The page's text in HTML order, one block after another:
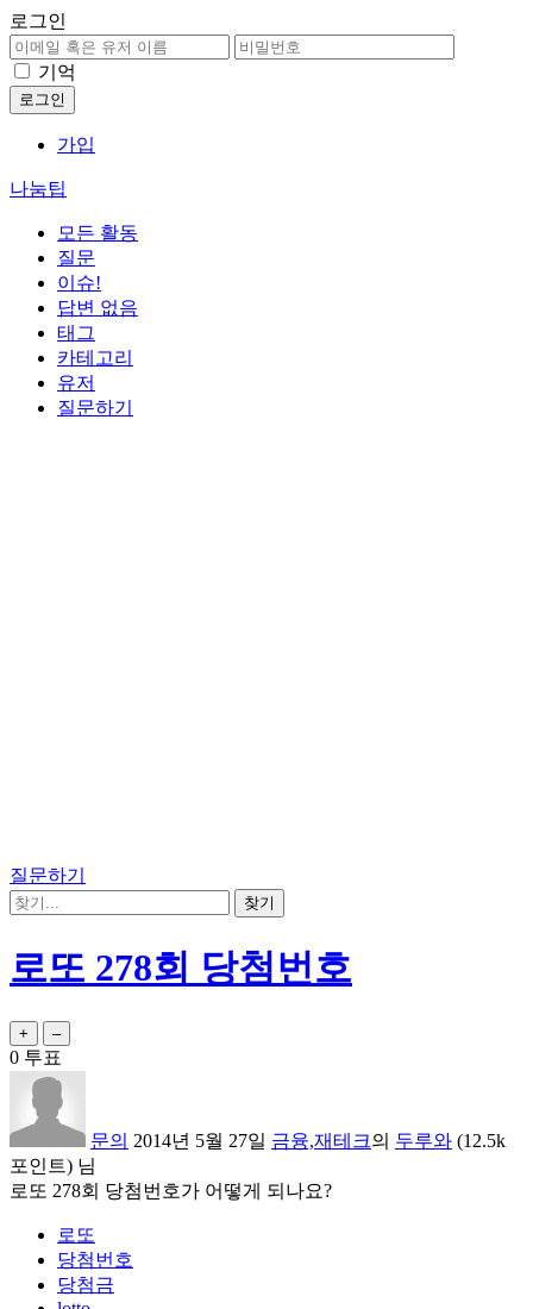
로그인
기억
가입
나눔팁
모든 활동
질문
이슈!
답변 없음
태그
카테고리
유저
질문하기
질문하기
로또 278회 당첨번호
0 투표
문의 2014년 5월 27일 금융,재테크의 두루와 (12.5k
포인트) 님
로또 278회 당첨번호가 어떻게 되나요?
로또
당첨번호
당첨금